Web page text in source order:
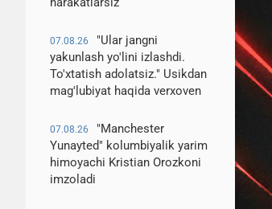
07.08.26
"Ular jangni
yakunlash yo'lini izlashdi.
To'xtatish adolatsiz." Usikdan
mag'lubiyat haqida verxoven
07.08.26
"Manchester
Yunayted" kolumbiyalik yarim
himoyachi Kristian Orozkoni
imzoladi